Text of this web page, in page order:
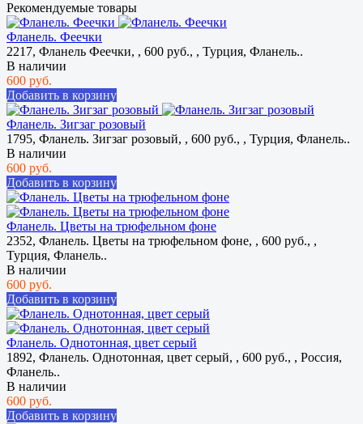
Рекомендуемые товары
Фланель. Феечки
2217, Фланель Феечки, , 600 руб., , Турция, Фланель..
В наличии
600 руб.
Добавить в корзину
Фланель. Зигзаг розовый
1795, Фланель. Зигзаг розовый, , 600 руб., , Турция, Фланель..
В наличии
600 руб.
Добавить в корзину
Фланель. Цветы на трюфельном фоне
2352, Фланель. Цветы на трюфельном фоне, , 600 руб., ,
Турция, Фланель..
В наличии
600 руб.
Добавить в корзину
Фланель. Однотонная, цвет серый
1892, Фланель. Однотонная, цвет серый, , 600 руб., , Россия,
Фланель..
В наличии
600 руб.
Добавить в корзину